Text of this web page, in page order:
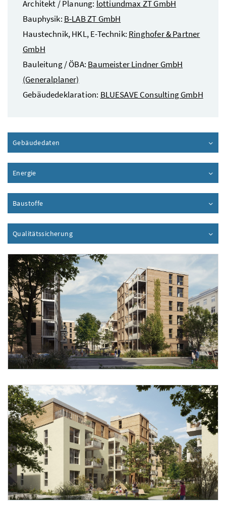
Architekt / Planung: lottiundmax ZT GmbH
Bauphysik: B-LAB ZT GmbH
Haustechnik, HKL, E-Technik: Ringhofer & Partner
GmbH
Bauleitung / ÖBA: Baumeister Lindner GmbH
(Generalplaner)
Gebäudedeklaration: BLUESAVE Consulting GmbH
Gebäudedaten
Energie
Baustoffe
QualitätssicherungInhalt aufklappen
Foto 1: IFA AG